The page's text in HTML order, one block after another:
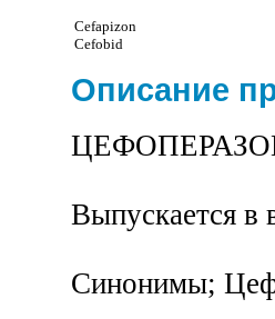
Cefapizon
Cefobid
Описание
ЦЕФОПЕРАЗОН
Выпускается в
Синонимы;